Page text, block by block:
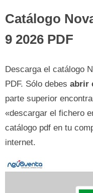
Catálogo
9 2026 PDF
Descarga el catálogo
PDF. Sólo debes abrir
parte superior
«descargar el fichero
catálogo pdf en tu
internet.